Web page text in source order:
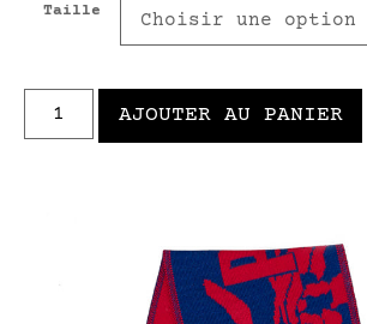
Taille
AJOUTER AU PANIER